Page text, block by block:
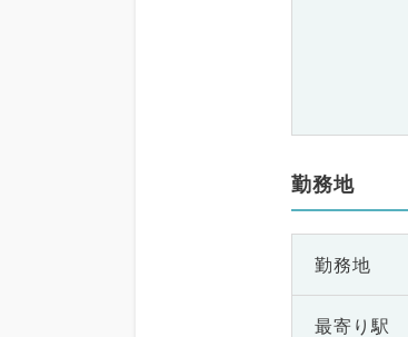
勤務地
勤務地
最寄り駅